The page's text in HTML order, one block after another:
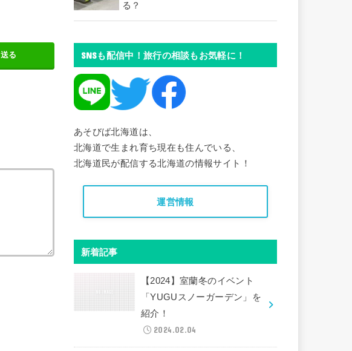
送る
る？
SNSも配信中！旅行の相談もお気軽に！
あそびば北海道は、
北海道で生まれ育ち現在も住んでいる、
北海道民が配信する北海道の情報サイト！
運営情報
新着記事
【2024】室蘭冬のイベント
「YUGUスノーガーデン」を
紹介！
2024.02.04